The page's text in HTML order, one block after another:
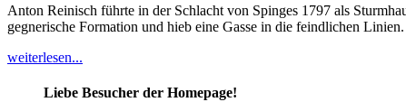
Anton Reinisch führte in der Schlacht von Spinges 1797 als
gegnerische Formation und hieb eine Gasse in die feindlichen Linien.
weiterlesen...
Liebe Besucher der Homepage!